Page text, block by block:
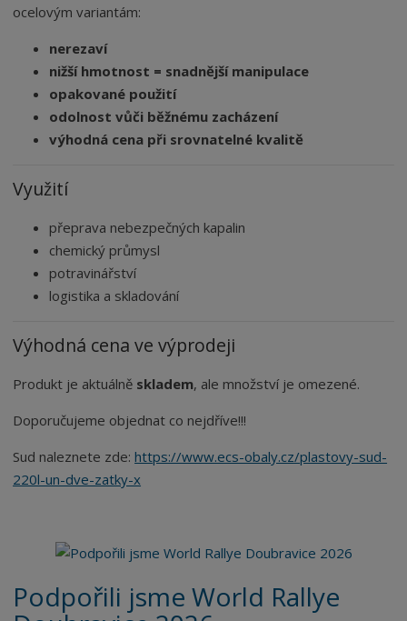
ocelovým variantám:
nerezaví
nižší hmotnost = snadnější manipulace
opakované použití
odolnost vůči běžnému zacházení
výhodná cena při srovnatelné kvalitě
Využití
přeprava nebezpečných kapalin
chemický průmysl
potravinářství
logistika a skladování
Výhodná cena ve výprodeji
Produkt je aktuálně skladem, ale množství je omezené.
Doporučujeme objednat co nejdříve!!!
Sud naleznete zde:https://www.ecs-obaly.cz/plastovy-sud-
220l-un-dve-zatky-x
Podpořili jsme World Rallye